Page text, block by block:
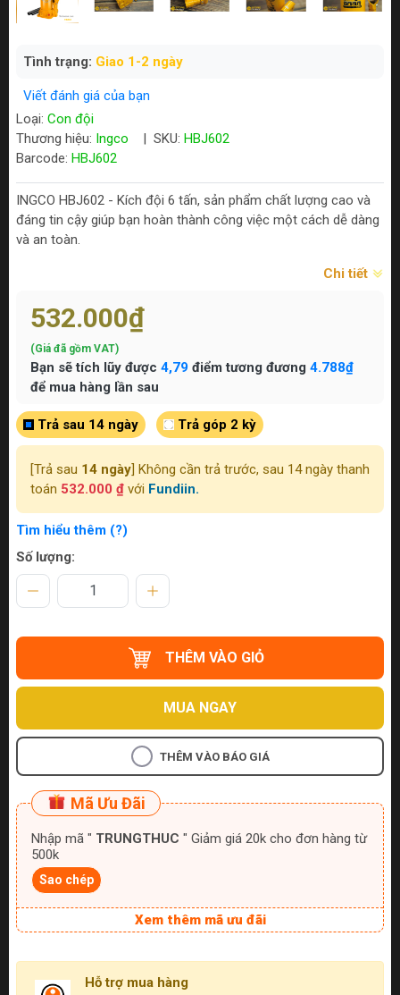
Tình trạng: Giao 1-2 ngày
Viết đánh giá của bạn
Loại: Con đội
Thương hiệu: Ingco SKU: HBJ602
Barcode: HBJ602
INGCO HBJ602 - Kích đội 6 tấn, sản phẩm chất lượng cao và
đáng tin cậy giúp bạn hoàn thành công việc một cách dễ dàng
và an toàn.
Chi tiết
532.000₫
(Giá đã gồm VAT)
Bạn sẽ tích lũy được 4,79 điểm tương đương 4.788₫
để mua hàng lần sau
Trả sau 14 ngày Trả góp 2 kỳ
[Trả sau 14 ngày ] Không cần trả trước, sau 14 ngày thanh
toán 532.000 ₫ với Fundiin.
Tìm hiểu thêm (?)
Số lượng:
THÊM VÀO GIỎ
MUA NGAY
THÊM VÀO BÁO GIÁ
Mã Ưu Đãi
Nhập mã " TRUNGTHUC " Giảm giá 20k cho đơn hàng từ
500k
Sao chép
Xem thêm mã ưu đãi
Hỗ trợ mua hàng